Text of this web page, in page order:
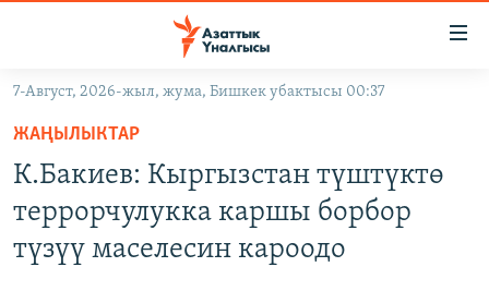
Навигацияга
өтүңүз
Издөөгө
салыңыз
УКРАИНА
7-Август, 2026-жыл, жума, Бишкек убактысы 00:37
ЖАҢЫЛЫКТАР
К.Бакиев: Кыргызстан түштүктө
террорчулукка каршы борбор
түзүү маселесин кароодо